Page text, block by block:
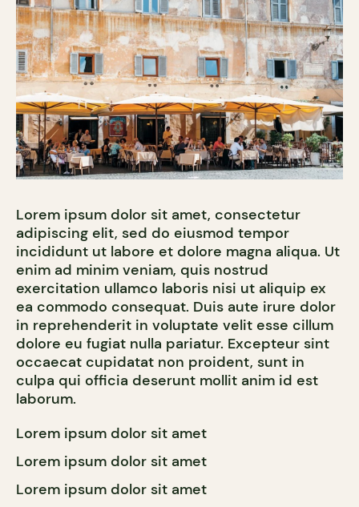
Lorem ipsum dolor sit amet, consectetur
adipiscing elit, sed do eiusmod tempor
incididunt ut labore et dolore magna aliqua. Ut
enim ad minim veniam, quis nostrud
exercitation ullamco laboris nisi ut aliquip ex
ea commodo consequat. Duis aute irure dolor
in reprehenderit in voluptate velit esse cillum
dolore eu fugiat nulla pariatur. Excepteur sint
occaecat cupidatat non proident, sunt in
culpa qui officia deserunt mollit anim id est
laborum.
Lorem ipsum dolor sit amet
Lorem ipsum dolor sit amet
Lorem ipsum dolor sit amet